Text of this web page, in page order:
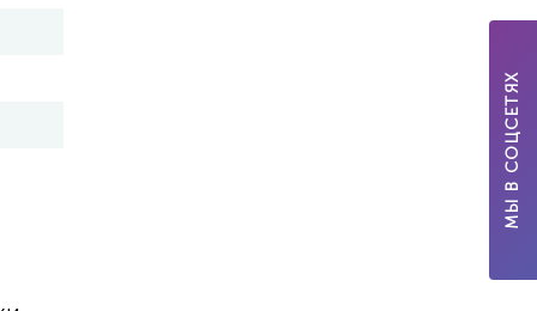
МЫ В СОЦСЕТЯХ